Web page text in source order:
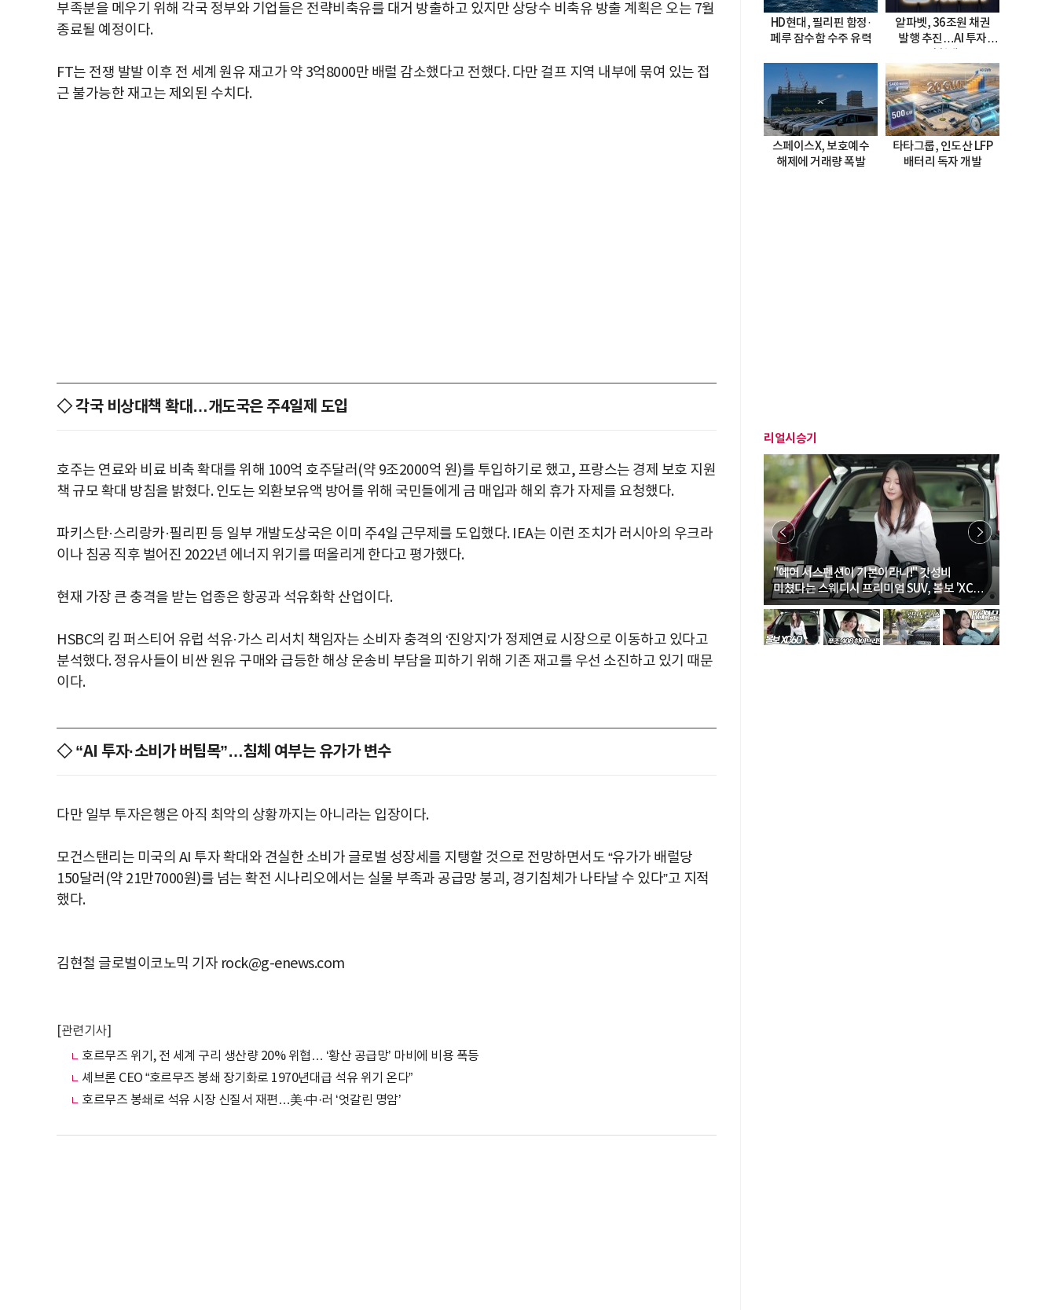
부족분을 메우기 위해 각국 정부와 기업들은 전략비축유를 대거 방출하고 있지만 상당수 비축유 방출 계획은 오는 7월
종료될 예정이다.
FT는 전쟁 발발 이후 전 세계 원유 재고가 약 3억8000만 배럴 감소했다고 전했다. 다만 걸프 지역 내부에 묶여 있는 접
근 불가능한 재고는 제외된 수치다.
◇ 각국 비상대책 확대…개도국은 주4일제 도입
호주는 연료와 비료 비축 확대를 위해 100억 호주달러(약 9조2000억 원)를 투입하기로 했고, 프랑스는 경제 보호 지원
책 규모 확대 방침을 밝혔다. 인도는 외환보유액 방어를 위해 국민들에게 금 매입과 해외 휴가 자제를 요청했다.
파키스탄·스리랑카·필리핀 등 일부 개발도상국은 이미 주4일 근무제를 도입했다. IEA는 이런 조치가 러시아의 우크라
이나 침공 직후 벌어진 2022년 에너지 위기를 떠올리게 한다고 평가했다.
현재 가장 큰 충격을 받는 업종은 항공과 석유화학 산업이다.
HSBC의 킴 퍼스티어 유럽 석유·가스 리서치 책임자는 소비자 충격의 ‘진앙지’가 정제연료 시장으로 이동하고 있다고
분석했다. 정유사들이 비싼 원유 구매와 급등한 해상 운송비 부담을 피하기 위해 기존 재고를 우선 소진하고 있기 때문
이다.
◇ “AI 투자·소비가 버팀목”…침체 여부는 유가가 변수
다만 일부 투자은행은 아직 최악의 상황까지는 아니라는 입장이다.
모건스탠리는 미국의 AI 투자 확대와 견실한 소비가 글로벌 성장세를 지탱할 것으로 전망하면서도 “유가가 배럴당
150달러(약 21만7000원)를 넘는 확전 시나리오에서는 실물 부족과 공급망 붕괴, 경기침체가 나타날 수 있다”고 지적
했다.
김현철 글로벌이코노믹 기자 rock@g-enews.com
[관련기사]
호르무즈 위기, 전 세계 구리 생산량 20% 위협… ‘황산 공급망’ 마비에 비용 폭등
셰브론 CEO “호르무즈 봉쇄 장기화로 1970년대급 석유 위기 온다”
호르무즈 봉쇄로 석유 시장 신질서 재편…美·中·러 ‘엇갈린 명암’
HD현대, 필리핀 함정·
페루 잠수함 수주 유력
알파벳, 36조원 채권
발행 추진…AI 투자
스페이스X, 보호예수
해제에 거래량 폭발
타타그룹, 인도산 LFP
배터리 독자 개발
리얼시승기
"에어 서스펜션이 기본이라니!" 갓성비
미쳤다는 스웨디시 프리미엄 SUV, 볼보 'XC60
B5 울트라'